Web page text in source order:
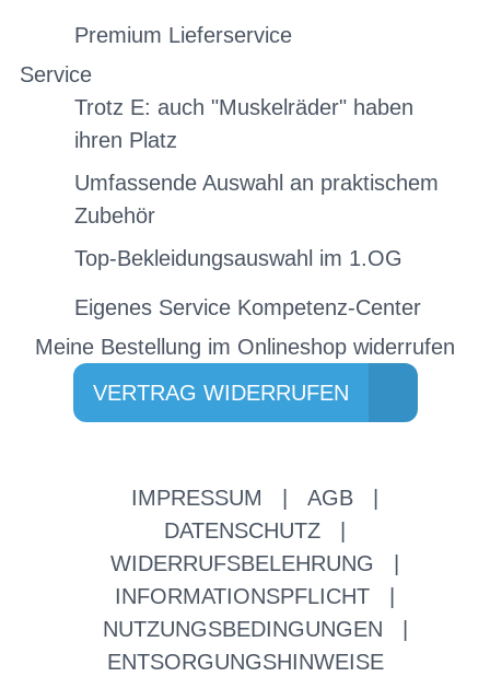
Premium Lieferservice
Service
Trotz E: auch "Muskelräder" haben
ihren Platz
Umfassende Auswahl an praktischem
Zubehör
Top-Bekleidungsauswahl im 1.OG
Eigenes Service Kompetenz-Center
Meine Bestellung im Onlineshop widerrufen
VERTRAG WIDERRUFEN
IMPRESSUM AGB
DATENSCHUTZ
WIDERRUFSBELEHRUNG
INFORMATIONSPFLICHT
NUTZUNGSBEDINGUNGEN
ENTSORGUNGSHINWEISE